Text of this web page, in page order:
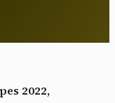
2022,